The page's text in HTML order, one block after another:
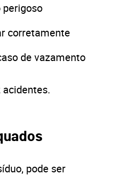
perigoso
corretamente
de vazamento
pode ser